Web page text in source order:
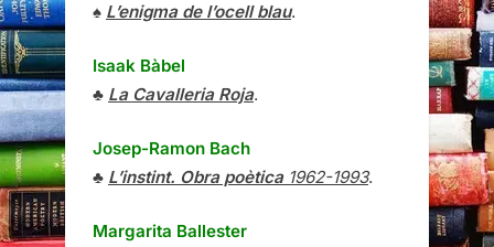
♠ L’enigma de l’ocell blau.
Isaak Bàbel
♣ La Cavalleria Roja.
Josep-Ramon Bach
♣ L’instint. Obra poètica1962-1993.
Margarita Ballester